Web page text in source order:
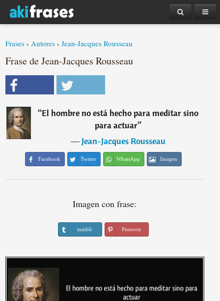
Frases ›Autores ›Jean-Jacques Rousseau
Frase de Jean-Jacques Rousseau
“El hombre no está hecho para meditar sino
para actuar”
―Jean-Jacques Rousseau
Facebook Twitter WhatsApp Imagen
Imagen con frase:
tumblr Pinterest